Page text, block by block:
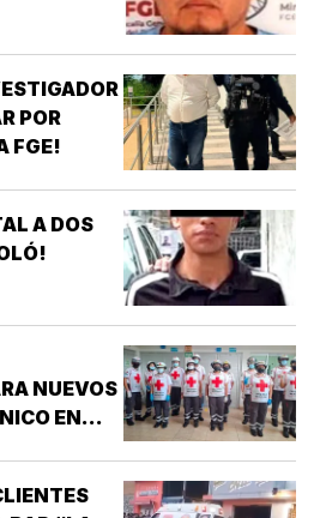
POR
FGE!
A DOS
NUEVOS
EN